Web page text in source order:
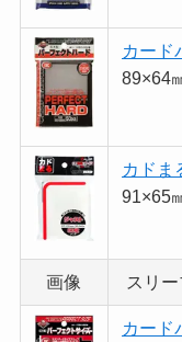
カード
89×64
カドま
91×65
画像 スリ
カード